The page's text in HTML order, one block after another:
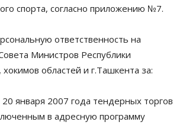
спорта, согласно приложению №7.
ответственность на
Министров Республики
хокимов областей и г.Ташкента за:
января 2007 года тендерных торгов
в адресную программу